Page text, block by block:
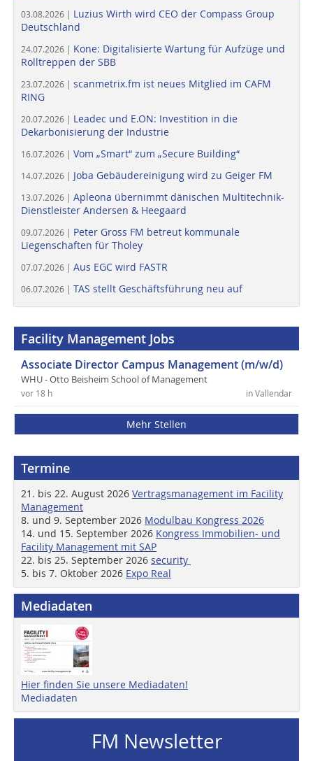
03.08.2026 | Luzius Wirth wird CEO der Compass Group
Deutschland
24.07.2026 | Kone: Digitalisierte Wartung für Aufzüge und
Rolltreppen der SBB
23.07.2026 | scanmetrix.fm ist neues Mitglied im CAFM
RING
20.07.2026 | Leadec und E.ON: Investition in die
Dekarbonisierung der Industrie
16.07.2026 | Vom „Smart“ zum „Secure Building“
14.07.2026 | Joba Gebäudereinigung wird zu Geiger FM
13.07.2026 | Apleona übernimmt dänischen Multitechnik-
Dienstleister Andersen & Heegaard
09.07.2026 | Peter Gross FM betreut kommunale
Liegenschaften für Tholey
07.07.2026 | Aus EGC wird FASTR
06.07.2026 | TAS stellt Geschäftsführung neu auf
Facility Management Jobs
Associate Director Campus Management (m/w/d)
WHU - Otto Beisheim School of Management
in Vallendar
vor 18 h
Mehr Stellen
Termine
21. bis 22. August 2026 Vertragsmanagement im Facility
Management
8. und 9. September 2026 Modulbau Kongress 2026
14. und 15. September 2026 Kongress Immobilien- und
Facility Management mit SAP
22. bis 25. September 2026 security
5. bis 7. Oktober 2026 Expo Real
Mediadaten
Hier finden Sie unsere Mediadaten!
Mediadaten
FM Newsletter